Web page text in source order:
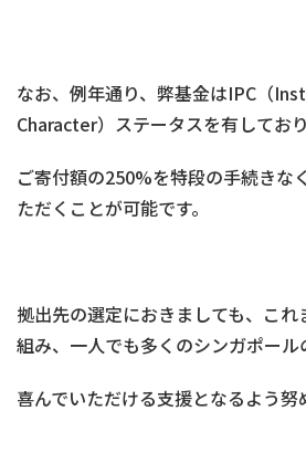
なお、例年通り、弊基金はIPC（
Character）ステータスを有しており
ご寄付額の250%を特段の手続きな
ただくことが可能です。
拠出先の選定におきましても、これ
組み、一人でも多くのシンガポール
喜んでいただける支援となるよう努